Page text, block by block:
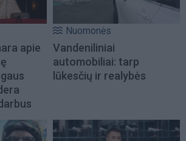
apie
Nuomonės
Vandeniliniai
automobiliai: tarp
lūkesčių ir realybės